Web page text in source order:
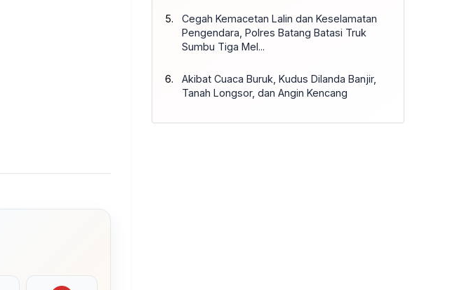
Cegah Kemacetan Lalin dan Keselamatan
Pengendara, Polres Batang Batasi Truk
Sumbu Tiga Mel...
Akibat Cuaca Buruk, Kudus Dilanda Banjir,
Tanah Longsor, dan Angin Kencang